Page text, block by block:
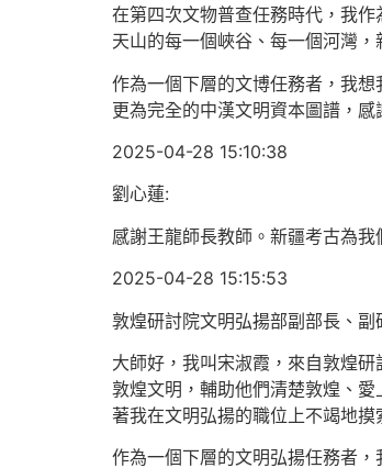
在第四次文物普查任務時代，我
天山的每一個峽谷、每一個河灣
作為一個下層的文博任務者，我
更為完全的中漢文明資本圖譜，感
2025-04-28 15:10:38
劉心蓮:
感謝王龍師長教師。新疆考古為
2025-04-28 15:15:53
敦煌研討院文明弘揚部副部長、副
大師好，我叫宋淑霞，來自敦煌
敦煌文明，輔助他們清楚敦煌、
著我在文明弘揚的職位上不竭地
作為一個下層的文明弘揚任務者